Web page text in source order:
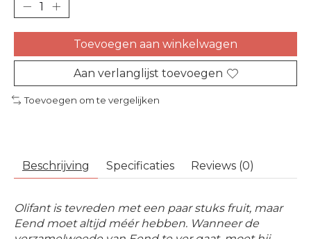
Toevoegen aan winkelwagen
Aan verlanglijst toevoegen
Toevoegen om te vergelijken
Beschrijving Specificaties Reviews (0)
Olifant is tevreden met een paar stuks fruit, maar
Eend moet altijd méér hebben. Wanneer de